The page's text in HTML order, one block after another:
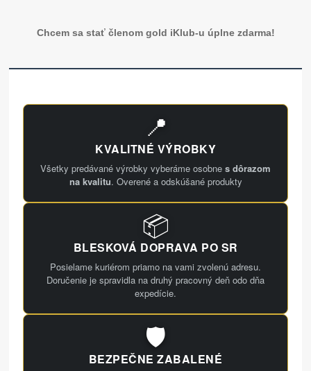
Chcem sa stať členom gold iKlub-u úplne zdarma!
📍
KVALITNÉ VÝROBKY
Všetky predávané výrobky vyberáme osobne s dôrazom
na kvalitu. Overené a odskúšané produkty
📦
BLESKOVÁ DOPRAVA PO SR
Posielame kuriérom priamo na vami zvolenú adresu.
Doručenie je spravidla na druhý pracovný deň odo dňa
expedície.
🛡️
BEZPEČNE ZABALENÉ